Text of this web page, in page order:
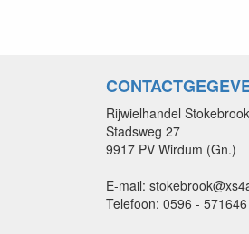
Rijwielhandel Stokebrook
Stadsweg 27
9917 PV Wirdum (Gn.)
E-mail:
Telefoon: 0596 - 571646